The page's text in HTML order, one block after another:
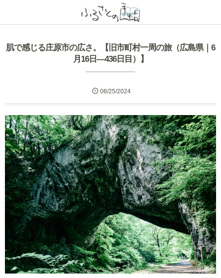
肌で感じる庄原市の広さ。【旧市町村一周の旅（広島県｜6
月16日―436日目）】
06/25/2024